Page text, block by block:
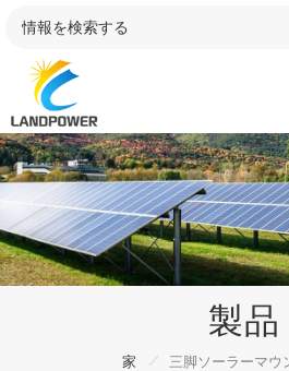
製品
家 / 三脚ソーラーマウ